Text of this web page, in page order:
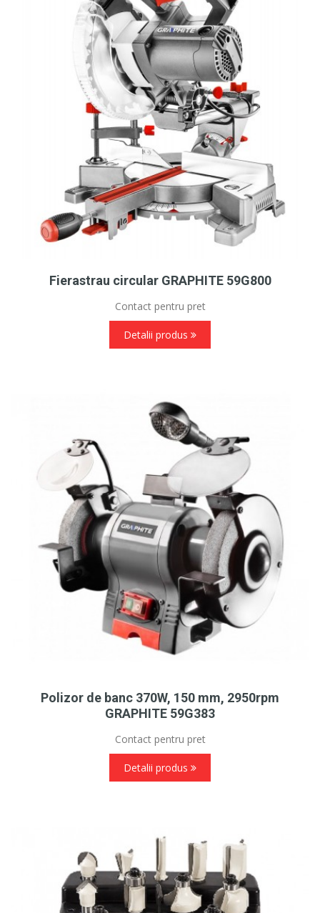
Fierastrau circular GRAPHITE 59G800
Contact pentru pret
Detalii produs
Polizor de banc 370W, 150 mm, 2950rpm
GRAPHITE 59G383
Contact pentru pret
Detalii produs